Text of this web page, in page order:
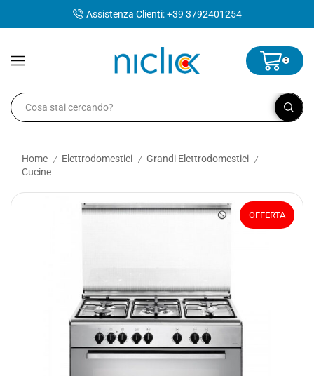
Assistenza Clienti: +39 3792401254
0
Home / Elettrodomestici / Grandi Elettrodomestici /
Cucine
OFFERTA